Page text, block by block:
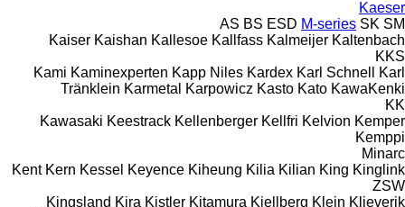
Kaeser
AS BS ESD M-series SK SM
Kaiser Kaishan Kallesoe Kallfass Kalmeijer Kaltenbach
KKS
Kami Kaminexperten Kapp Niles Kardex Karl Schnell
Karl
Tränklein Karmetal Karpowicz Kasto Kato KawaKenki
KK
Kawasaki Keestrack Kellenberger Kellfri Kelvion Kemper
Kemppi
Minarc
Kent Kern Kessel Keyence Kiheung Kilia Kilian King Kinglink
ZSW
Kingsland Kira Kistler Kitamura Kjellberg Klein Klieverik